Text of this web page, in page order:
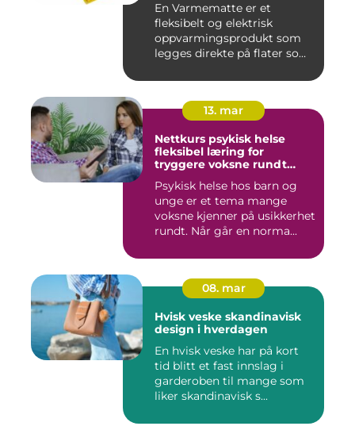
En Varmematte er et
fleksibelt og elektrisk
oppvarmingsprodukt som
legges direkte på flater som
13. mar
Nettkurs psykisk helse
fleksibel læring for
tryggere voksne rundt
Psykisk helse hos barn og
unge er et tema mange
voksne kjenner på usikkerhet
rundt. Når går en norma...
08. mar
Hvisk veske skandinavisk
design i hverdagen
En hvisk veske har på kort
tid blitt et fast innslag i
garderoben til mange som
liker skandinavisk s...